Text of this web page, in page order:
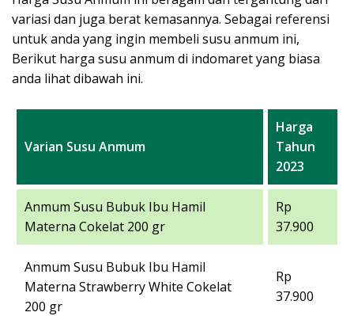
variasi dan juga berat kemasannya. Sebagai referensi
untuk anda yang ingin membeli susu anmum ini,
Berikut harga susu anmum di indomaret yang biasa
anda lihat dibawah ini.
Varian Susu Anmum
Harga
Tahun
2023
Anmum Susu Bubuk Ibu Hamil
Materna Cokelat 200 gr
Rp
37.900
Anmum Susu Bubuk Ibu Hamil
Materna Strawberry White Cokelat
200 gr
Rp
37.900